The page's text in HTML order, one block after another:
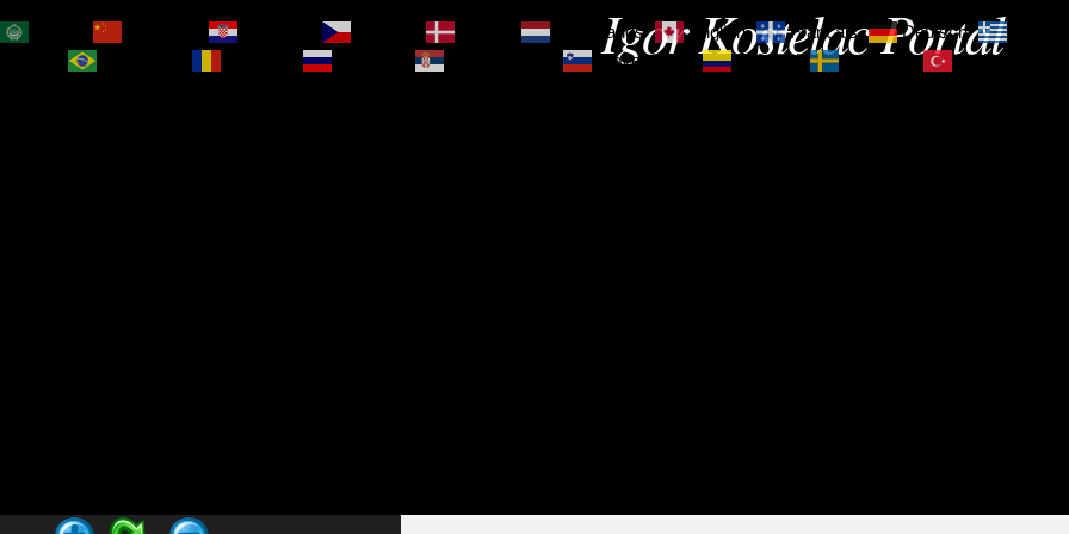
Igor Kostelac Portal
Nederlands English Français Deutsch
Slovenščina Español Svenska Türkçe